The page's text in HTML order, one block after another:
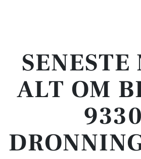
SENESTE
ALT OM
9330